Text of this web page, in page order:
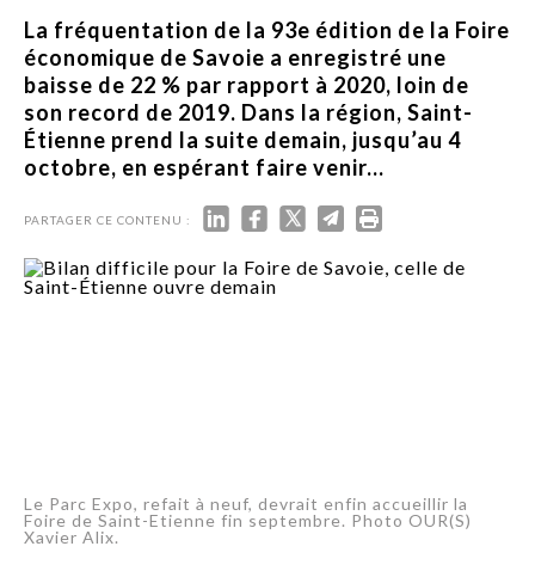
La fréquentation de la 93e édition de la Foire
économique de Savoie a enregistré une
baisse de 22 % par rapport à 2020, loin de
son record de 2019. Dans la région, Saint-
Étienne prend la suite demain, jusqu’au 4
octobre, en espérant faire venir...
PARTAGER CE CONTENU :
Le Parc Expo, refait à neuf, devrait enfin accueillir la
Foire de Saint-Etienne fin septembre. Photo OUR(S)
Xavier Alix.